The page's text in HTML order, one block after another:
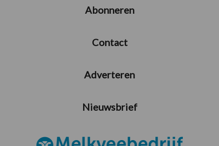
Abonneren
Contact
Adverteren
Nieuwsbrief